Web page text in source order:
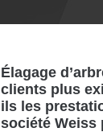
Élagage
clients plus
ils les
société Weiss